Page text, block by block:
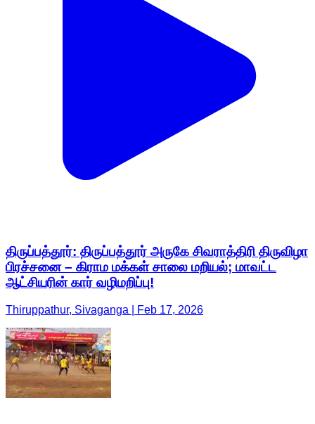
திருப்பத்தூர்: திருப்பத்தூர் அருகே சிவராத்திரி திருவிழா
பிரச்சனை – கிராம மக்கள் சாலை மறியல்; மாவட்ட
ஆட்சியரின் கார் வழிமறிப்பு!
Thiruppathur, Sivaganga | Feb 17, 2026